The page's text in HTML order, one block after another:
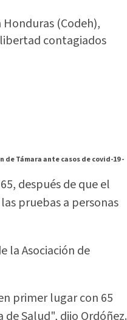
(Codeh),
contagiados
Támara ante casos de covid-19 -
después de que el
pruebas a personas
la Asociación de
primer lugar con 65
Salud", dijo Ordóñez.